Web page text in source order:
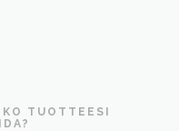
TUOTTEESI